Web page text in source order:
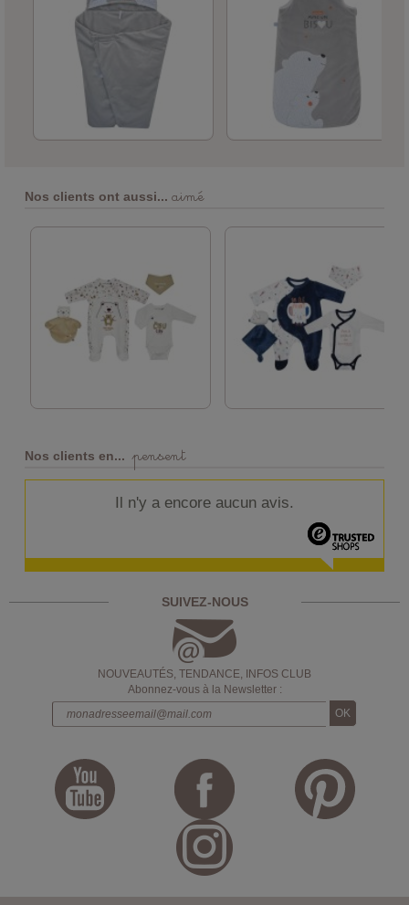
Nos clients ont aussi... aimé
Nos clients en... pensent
Il n'y a encore aucun avis.
SUIVEZ-NOUS
NOUVEAUTÉS, TENDANCE, INFOS CLUB
Abonnez-vous à la Newsletter :